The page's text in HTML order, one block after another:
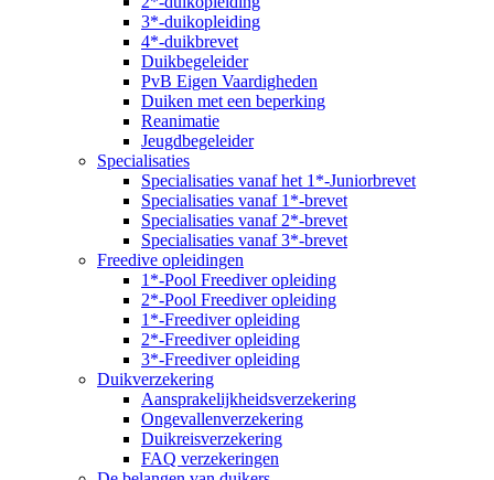
3*-duikopleiding
4*-duikbrevet
Duikbegeleider
PvB Eigen Vaardigheden
Duiken met een beperking
Reanimatie
Jeugdbegeleider
Specialisaties
Specialisaties vanaf het 1*-Juniorbrevet
Specialisaties vanaf 1*-brevet
Specialisaties vanaf 2*-brevet
Specialisaties vanaf 3*-brevet
Freedive opleidingen
1*-Pool Freediver opleiding
2*-Pool Freediver opleiding
1*-Freediver opleiding
2*-Freediver opleiding
3*-Freediver opleiding
Duikverzekering
Aansprakelijkheidsverzekering
Ongevallenverzekering
Duikreisverzekering
FAQ verzekeringen